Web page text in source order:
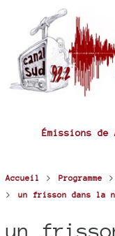
Émissions de
Accueil > Programme >
> un frisson dans la
un